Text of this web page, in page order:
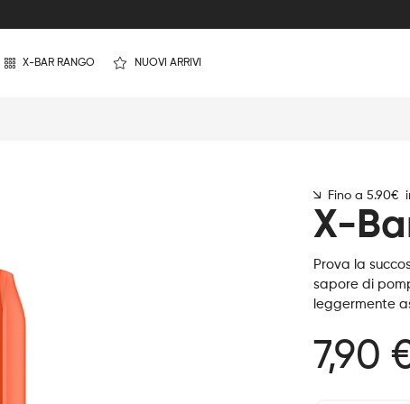
X-BAR RANGO NUOVI ARRIVI
Fino a 5.90€
X-
Prova la
sapore di
leggermente
7,90